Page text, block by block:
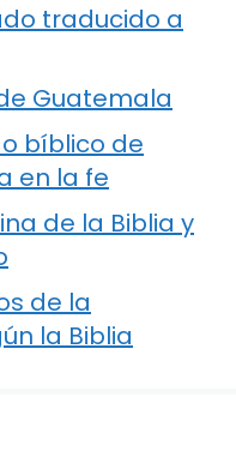
traducido a
Guatemala
bíblico de
en la fe
de la Biblia y
de la
la Biblia